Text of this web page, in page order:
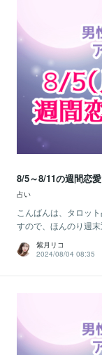
8/5～8/11の週間恋
占い
こんばんは、タロッ
すので、ほんのり週
紫月リコ
2024/08/04 08:35